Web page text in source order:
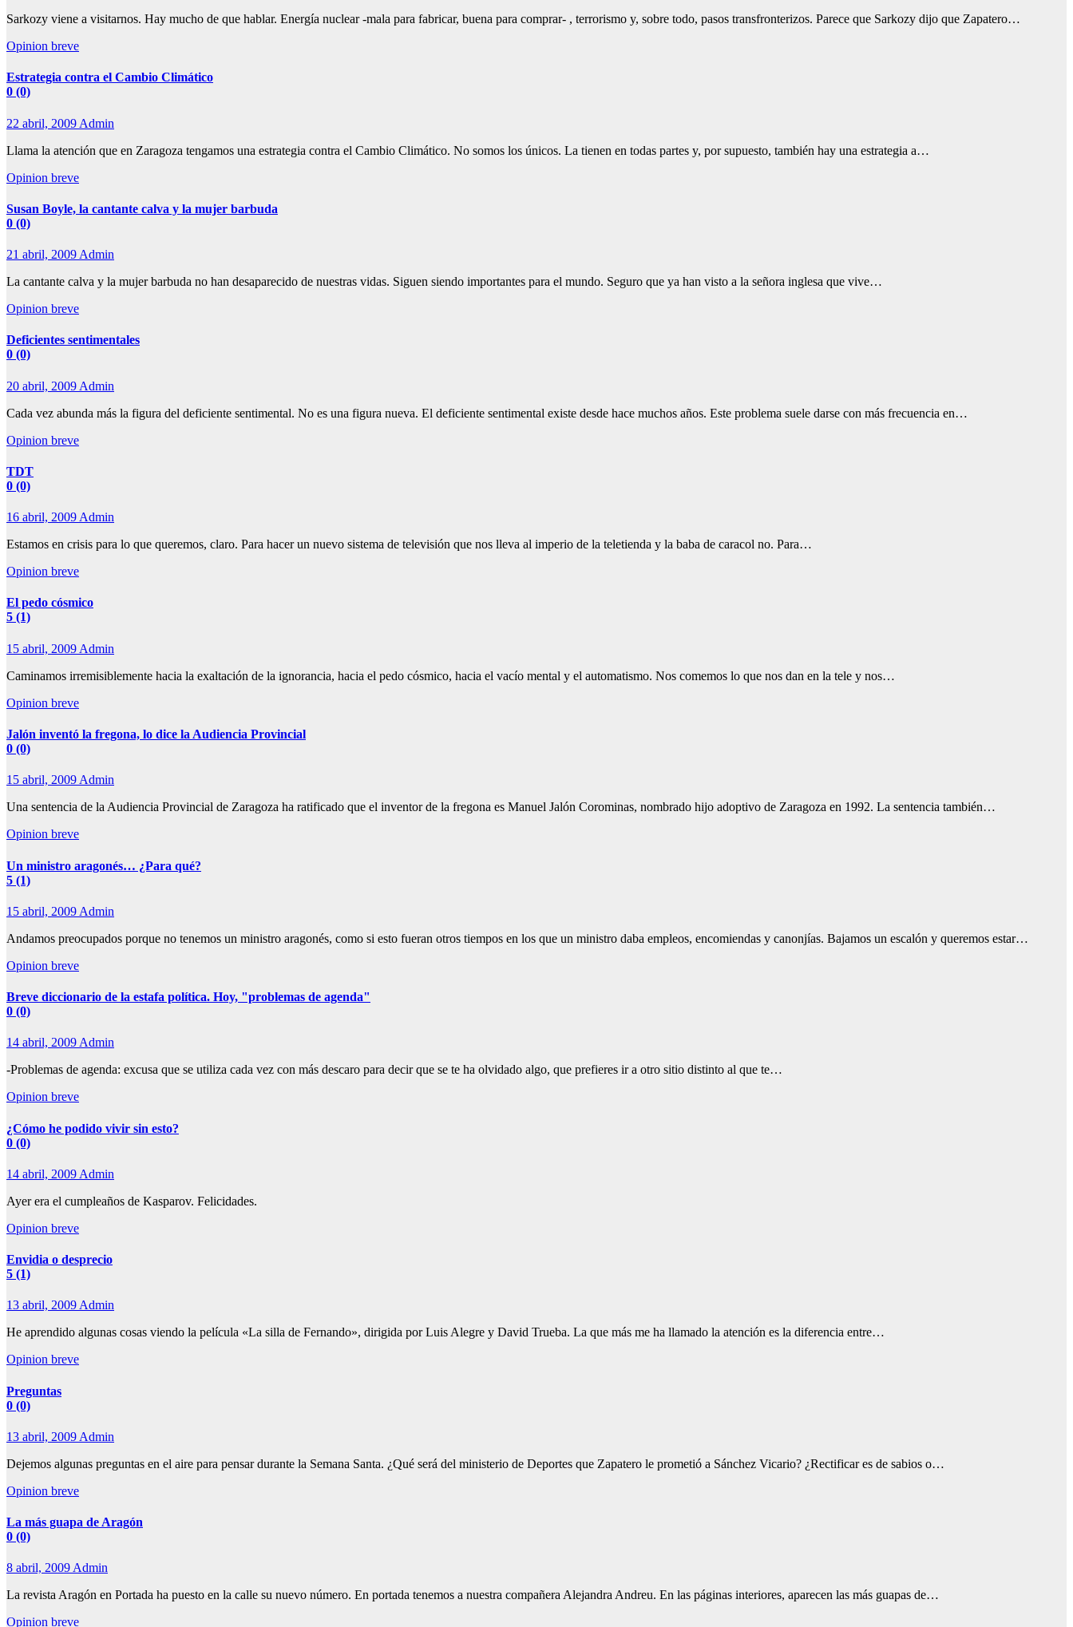
Sarkozy viene a visitarnos. Hay mucho de que hablar. Energía nuclear -mala para fabricar, buena para comprar- , terrorismo y, sobre todo, pasos transfronterizos. Parece que Sarkozy dijo que Zapatero…
Opinion breve
Estrategia contra el Cambio Climático
0 (0)
22 abril, 2009 Admin
Llama la atención que en Zaragoza tengamos una estrategia contra el Cambio Climático. No somos los únicos. La tienen en todas partes y, por supuesto, también hay una estrategia a…
Opinion breve
Susan Boyle, la cantante calva y la mujer barbuda
0 (0)
21 abril, 2009 Admin
La cantante calva y la mujer barbuda no han desaparecido de nuestras vidas. Siguen siendo importantes para el mundo. Seguro que ya han visto a la señora inglesa que vive…
Opinion breve
Deficientes sentimentales
0 (0)
20 abril, 2009 Admin
Cada vez abunda más la figura del deficiente sentimental. No es una figura nueva. El deficiente sentimental existe desde hace muchos años. Este problema suele darse con más frecuencia en…
Opinion breve
TDT
0 (0)
16 abril, 2009 Admin
Estamos en crisis para lo que queremos, claro. Para hacer un nuevo sistema de televisión que nos lleva al imperio de la teletienda y la baba de caracol no. Para…
Opinion breve
El pedo cósmico
5 (1)
15 abril, 2009 Admin
Caminamos irremisiblemente hacia la exaltación de la ignorancia, hacia el pedo cósmico, hacia el vacío mental y el automatismo. Nos comemos lo que nos dan en la tele y nos…
Opinion breve
Jalón inventó la fregona, lo dice la Audiencia Provincial
0 (0)
15 abril, 2009 Admin
Una sentencia de la Audiencia Provincial de Zaragoza ha ratificado que el inventor de la fregona es Manuel Jalón Corominas, nombrado hijo adoptivo de Zaragoza en 1992. La sentencia también…
Opinion breve
Un ministro aragonés… ¿Para qué?
5 (1)
15 abril, 2009 Admin
Andamos preocupados porque no tenemos un ministro aragonés, como si esto fueran otros tiempos en los que un ministro daba empleos, encomiendas y canonjías. Bajamos un escalón y queremos estar…
Opinion breve
Breve diccionario de la estafa política. Hoy, "problemas de agenda"
0 (0)
14 abril, 2009 Admin
-Problemas de agenda: excusa que se utiliza cada vez con más descaro para decir que se te ha olvidado algo, que prefieres ir a otro sitio distinto al que te…
Opinion breve
¿Cómo he podido vivir sin esto?
0 (0)
14 abril, 2009 Admin
Ayer era el cumpleaños de Kasparov. Felicidades.
Opinion breve
Envidia o desprecio
5 (1)
13 abril, 2009 Admin
He aprendido algunas cosas viendo la película «La silla de Fernando», dirigida por Luis Alegre y David Trueba. La que más me ha llamado la atención es la diferencia entre…
Opinion breve
Preguntas
0 (0)
13 abril, 2009 Admin
Dejemos algunas preguntas en el aire para pensar durante la Semana Santa. ¿Qué será del ministerio de Deportes que Zapatero le prometió a Sánchez Vicario? ¿Rectificar es de sabios o…
Opinion breve
La más guapa de Aragón
0 (0)
8 abril, 2009Admin
La revista Aragón en Portada ha puesto en la calle su nuevo número. En portada tenemos a nuestra compañera Alejandra Andreu. En las páginas interiores, aparecen las más guapas de…
Opinion breve